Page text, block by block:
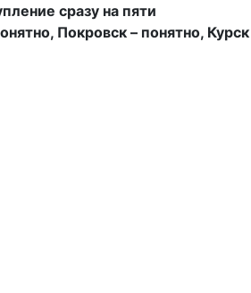
сразу на пяти
Покровск – понятно, Курск